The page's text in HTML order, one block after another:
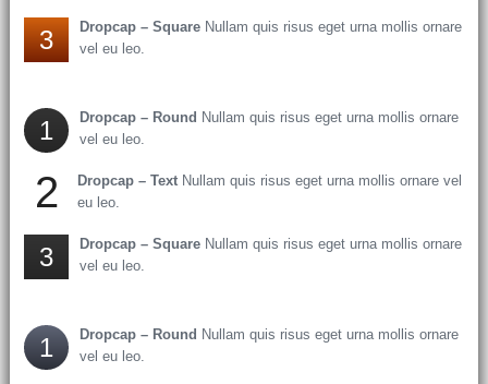
3 Dropcap – SquareNullam quis risus eget urna mollis ornare
vel eu leo.
1 Dropcap – Round Nullam quis risus eget urna mollis ornare
vel eu leo.
2 Dropcap – TextNullam quis risus eget urna mollis ornare vel
eu leo.
3 Dropcap – SquareNullam quis risus eget urna mollis ornare
vel eu leo.
1 Dropcap – Round Nullam quis risus eget urna mollis ornare
vel eu leo.